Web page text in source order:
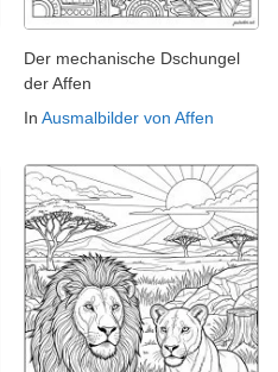
Der mechanische Dschungel
der Affen
In Ausmalbilder von Affen